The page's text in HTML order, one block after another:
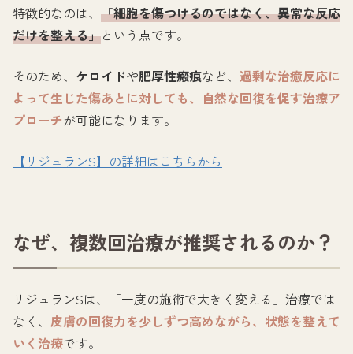
特徴的なのは、 「細胞を傷つけるのではなく、異常な反応
だけを整える」という点です。
そのため、 ケロイドや肥厚性瘢痕など、 過剰な治癒反応に
よって生じた傷あとに対しても、自然な回復を促す治療ア
プローチが可能になります。
【リジュランS】の詳細はこちらから
なぜ、複数回治療が推奨されるのか？
リジュランSは、「一度の施術で大きく変える」治療では
なく、 皮膚の回復力を少しずつ高めながら、状態を整えて
いく治療です。